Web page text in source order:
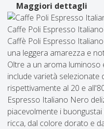
Maggiori dettagli
Caffe Poli Espresso
Caffè Poli Espresso
una leggera amarezza e
Oltre a un aroma
include varietà selezionate
rispettivamente al 20 e
Espresso Italiano Nero
piacevolmente i
ricca, dal colore dorato e